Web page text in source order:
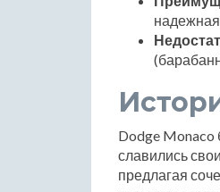
надежная
Dodge Monaco
славились
предлагая